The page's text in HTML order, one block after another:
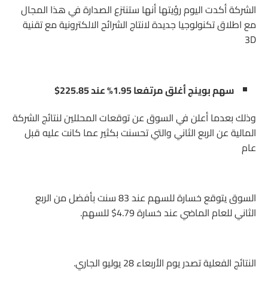
الشركة أكدت اليوم رؤيتها أنها ستنتزع الصدارة في هذا المجال
مع اطلاق تكنولوجيا جديدة لانتاج الشرائح الالكترونية مع تقنية
3D
سهم بوينج أغلق مرتفعا 1.95% عند 225.85$
وذلك بعدما أعلن في السوق عن توقعات المحللين لنتائج الشركة
المالية عن الربع الثاني والتي تحسنت بكثير عما كانت عليه قبل
عام
السوق يتوقع خسارة للسهم عند 83 سنت بأفضل من الربع
الثاني للعام الماضي عند خسارة 4.79$ للسهم.
النتائج الفعلية تصدر يوم الأربعاء 28 يوليو الجاري.